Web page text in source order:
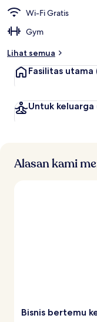
Wi-Fi Gratis
Gym
Lihat semua
Fasilitas utama
Untuk keluarga
Alasan kami
Bisnis bertemu